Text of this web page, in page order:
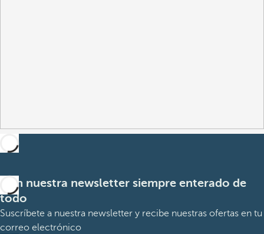
Con nuestra newsletter siempre enterado de
todo
Suscríbete a nuestra newsletter y recibe nuestras ofertas en tu
correo electrónico